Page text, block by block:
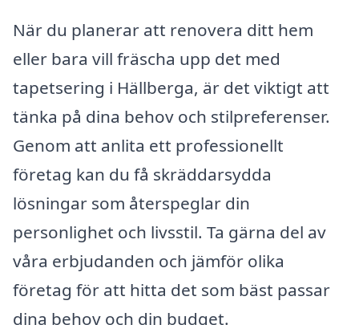
När du planerar att renovera ditt hem
eller bara vill fräscha upp det med
tapetsering i Hällberga, är det viktigt att
tänka på dina behov och stilpreferenser.
Genom att anlita ett professionellt
företag kan du få skräddarsydda
lösningar som återspeglar din
personlighet och livsstil. Ta gärna del av
våra erbjudanden och jämför olika
företag för att hitta det som bäst passar
dina behov och din budget.